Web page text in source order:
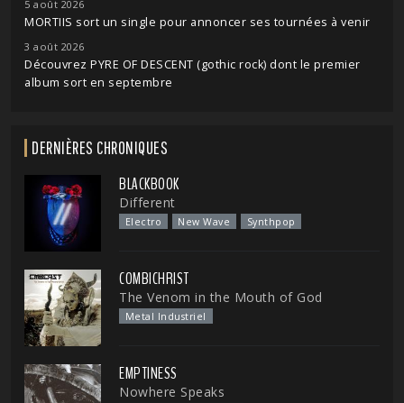
5 août 2026
MORTIIS sort un single pour annoncer ses tournées à venir
3 août 2026
Découvrez PYRE OF DESCENT (gothic rock) dont le premier
album sort en septembre
DERNIÈRES CHRONIQUES
BLACKBOOK
Different
Electro New Wave Synthpop
COMBICHRIST
The Venom in the Mouth of God
Metal Industriel
EMPTINESS
Nowhere Speaks